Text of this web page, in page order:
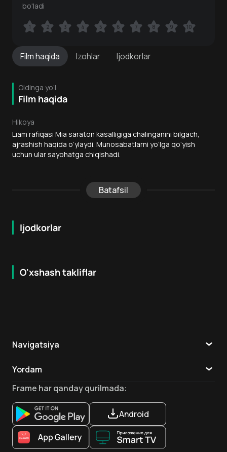
Filmhaqida Izohlar Ijodkorlar
Oldinga yo‘l
Film haqida
Hikoya
Liam rafiqasi Mia saraton kasalligiga chalinganini bilgach,
ajrashish haqida o‘ylaydi. Munosabatlarni yo‘lga qo‘yish
uchun ular sayohatga chiqishadi.
Batafsil
Ijodkorlar
bo'ladi
1 2 3 4 5 6 7 8 9 10
1 2 3 4 5 6 7 8 9 10
O'xshash takliflar
16 + 7.9
Navigatsiya
Yordam
Aloqa
Ilovalar
Frame har qanday qurilmada:
Android